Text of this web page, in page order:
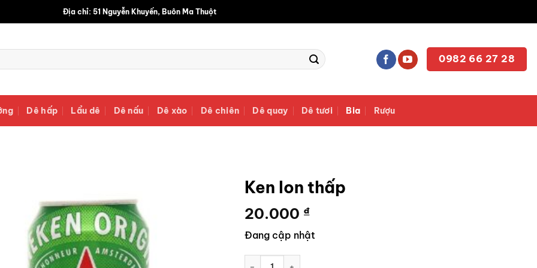
Địa chỉ: 51 Nguyễn Khuyến, Buôn Ma Thuột
0982 66 27 28
Dê hấp Lẩu dê Dê nấu Dê xào Dê chiên Dê quay Dê tươi Bia Rượu
Ken lon thấp
20.000 ₫
Đang cập nhật
Ken lon thấp số lượng